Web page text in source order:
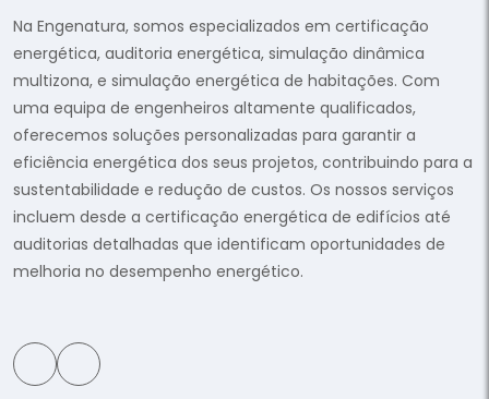
Na Engenatura, somos especializados em certificação
energética, auditoria energética, simulação dinâmica
multizona, e simulação energética de habitações. Com
uma equipa de engenheiros altamente qualificados,
oferecemos soluções personalizadas para garantir a
eficiência energética dos seus projetos, contribuindo para a
sustentabilidade e redução de custos. Os nossos serviços
incluem desde a certificação energética de edifícios até
auditorias detalhadas que identificam oportunidades de
melhoria no desempenho energético.